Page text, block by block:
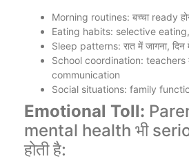
Morning routines: बच्चा ready
Eating habits: selective
Sleep patterns: रात में जागना, दिन
School coordination: teachers
communication
Social situations: family
Emotional Toll:
mental health भी
होती है: